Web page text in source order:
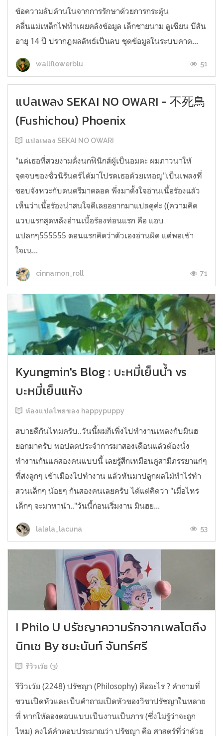
ข้อความลับด้านในจากการรักษาด้วยการกระตุ้น
คลื่นแม่เหล็กไฟฟ้าเผยคลังข้อมูล เด็กชายนาม ลูเซียน บีสัน
อายุ 14 ปี ปรากฏผลลัพธ์เป็นลบ ชุดข้อมูลในระบบคาด...
wallflowerblu 51
แปลเพลง SEKAI NO OWARI - 不死鳥
(Fushichou) Phoenix
แปลเพลง SEKAI NO OWARI
"แด่เธอที่สวยงามดั่งนกฟินิกส์ผู้เป็นอมตะ ผมภาวนาให้
จุดจบของชั่วนิรันดร์ได้มาโปรดเธอด้วยเทอญ"เป็นเพลงที่
ชอบจังหวะกับดนตรีมาตลอด พึ่งมาตั้งใจอ่านเนื้อร้องแล้ว
เห็นว่าเนื้อร้องน่าสนใจดีเลยอยากมาแปลดูค่ะ ((ความคิด
แวบแรกสุดหลังอ่านเนื้อร้องท่อนแรก คือ แอบ
แปลกๆ555555 ตอนแรกคิดว่าตัวเองอ่านผิด แต่พอเข้า
ใจเน...
cinnamon_roll 71
Kyungmin's Blog : บะหมี่เย็นน้ำ vs
บะหมี่เย็นแห้ง
ห้องแปลไทยของ happypuppy
สบายดีกันไหมครับ..วันนี้ผมก็เพิ่งไปทำงานเพลงกับมินฮ
ยอกมาครับ พอปลดประจำการมาสองเดือนแล้วต้องนั่ง
ทำงานกันแค่สองคนแบบนี้ เลยรู้สึกเหมือนคู่สามีภรรยาแก่ๆ
ที่ส่งลูกๆ เข้าเมืองไปทำงาน แล้วหันมาปลูกผลไม้ทำไร่ทำ
สวนเล็กๆ น้อยๆ กันสองคนเลยครับ ได้แต่คิดว่า "เมื่อไหร่
เด็กๆ จะมาหาน้า.."วันนี้ก่อนเริ่มงาน มินฮย...
lalala_lacuna 53
I Philo U ปรัชญาความรักจากเพลโตถึง
นิทเช By ชมะนันท์ จันทร์ศรี
รีวิวเว้ย (3)
รีวิวเว้ย (2248) ปรัชญา (Philosophy) คืออะไร ? คำถามที่
ชวนเปิดหัวและเป็นคำถามเปิดหัวของวิชาปรัชญาในหลาย
ที่ หากให้ลองตอบแบบเป็นงานเป็นการ (ซึ่งไม่รู้ว่าจะถูก
ไหม) คงได้คำตอบประมาณว่า ปรัชญา คือ ศาสตร์ที่ว่าด้วย